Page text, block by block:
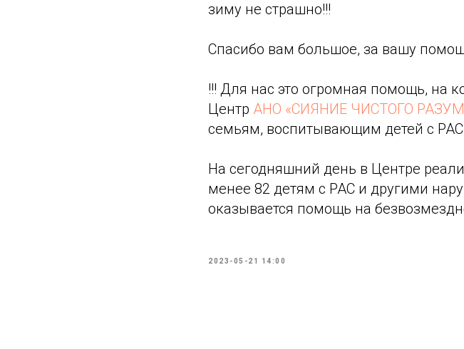
зиму не страшно!!!
Спасибо вам большое, за вашу
!!! Для нас это огромная помощь, на
Центр АНО «СИЯНИЕ ЧИСТОГО
семьям, воспитывающим детей с
На сегодняшний день в Центре
менее 82 детям с РАС и другими
оказывается помощь на
2023-05-21 14:00